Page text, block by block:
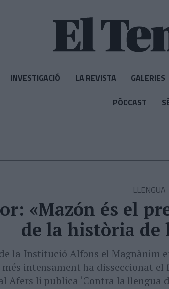
INVESTIGACIÓ LA REVISTA GALERIES
PÒDCAST
LLENGUA
«Mazón és el
de la història de
la Institució Alfons el Magnànim
intensament ha disseccionat
Afers li publica ‘Contra la llengua